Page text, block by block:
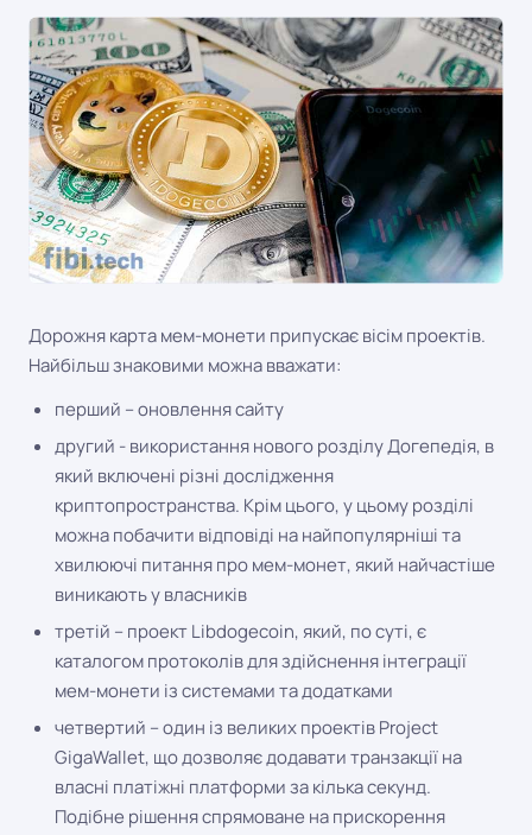
Дорожня карта мем-монети припускає вісім проектів.
Найбільш знаковими можна вважати:
перший – оновлення сайту
другий - використання нового розділу Догепедія, в
який включені різні дослідження
криптопространства. Крім цього, у цьому розділі
можна побачити відповіді на найпопулярніші та
хвилюючі питання про мем-монет, який найчастіше
виникають у власників
третій – проект Libdogecoin, який, по суті, є
каталогом протоколів для здійснення інтеграції
мем-монети із системами та додатками
четвертий – один із великих проектів Project
GigaWallet, що дозволяє додавати транзакції на
власні платіжні платформи за кілька секунд.
Подібне рішення спрямоване на прискорення